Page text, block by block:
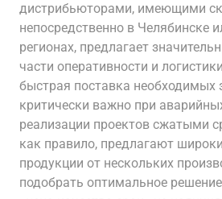
дистрибьюторами, имеющими
непосредственно в Челябинске
регионах, предлагает
части оперативности и
быстрая поставка необходимых
критически важно при
реализации проектов сжатыми
как правило, предлагают
продукции от нескольких
подобрать оптимальное